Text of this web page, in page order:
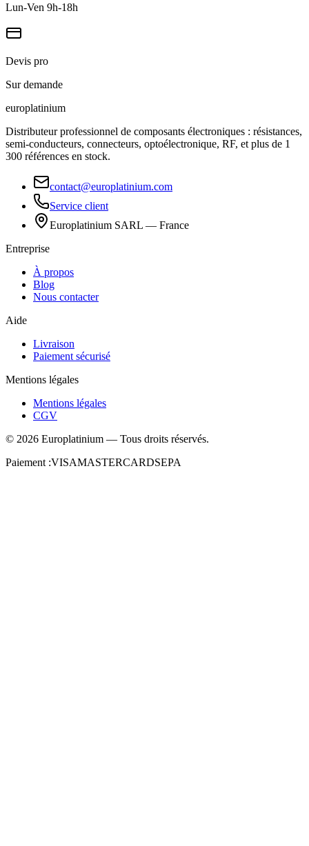
Lun-Ven 9h-18h
Devis pro
Sur demande
europlatinium
Distributeur professionnel de composants électroniques : résistances,
semi-conducteurs, connecteurs, optoélectronique, RF, et plus de 1
300 références en stock.
contact@europlatinium.com
Service client
Europlatinium SARL — France
Entreprise
À propos
Blog
Nous contacter
Aide
Livraison
Paiement sécurisé
Mentions légales
Mentions légales
CGV
© 2026 Europlatinium — Tous droits réservés.
Paiement :VISAMASTERCARDSEPA